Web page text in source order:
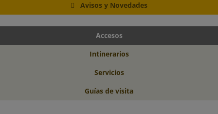
Avisos y Novedades
Accesos
Intinerarios
Servicios
Guías de visita